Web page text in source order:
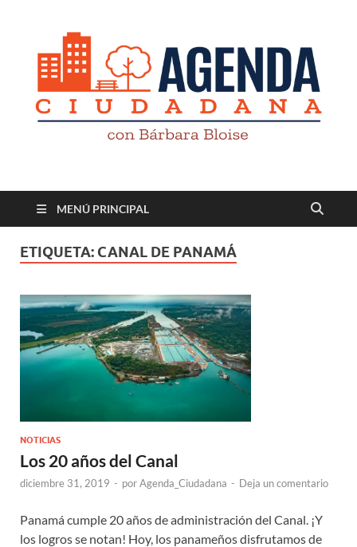
Revista digital
MENÚ PRINCIPAL
ETIQUETA: CANAL DE PANAMÁ
NOTICIAS
Los 20 años del Canal
diciembre 31, 2019 - porAgenda_Ciudadana - Deja un comentario
Panamá cumple 20 años de administración del Canal. ¡Y
los logros se notan! Hoy, los panameños disfrutamos de